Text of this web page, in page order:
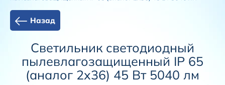
Назад
Светильник светодиодный
пылевлагозащищенный IP 65
(аналог 2х36) 45 Вт 5040 лм